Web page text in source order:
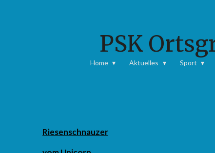
PSK
Home Aktuelles Sport
Riesenschnauzer